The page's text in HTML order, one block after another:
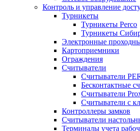
Контроль и управление
Турникеты
Турникеты Perco
Турникеты
Электронные
Картоприемники
Ограждения
Считыватели
Считыватели
Бесконтактные
Считыватели
Считыватели с
Контроллеры замков
Считыватели
Терминалы учета